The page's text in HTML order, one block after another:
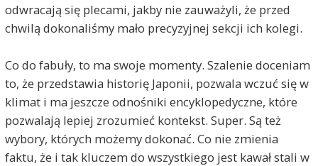
odwracają się plecami, jakby nie zauważyli, że przed
chwilą dokonaliśmy mało precyzyjnej sekcji ich kolegi.
Co do fabuły, to ma swoje momenty. Szalenie doceniam
to, że przedstawia historię Japonii, pozwala wczuć się w
klimat i ma jeszcze odnośniki encyklopedyczne, które
pozwalają lepiej zrozumieć kontekst. Super. Są też
wybory, których możemy dokonać. Co nie zmienia
faktu, że i tak kluczem do wszystkiego jest kawał stali w